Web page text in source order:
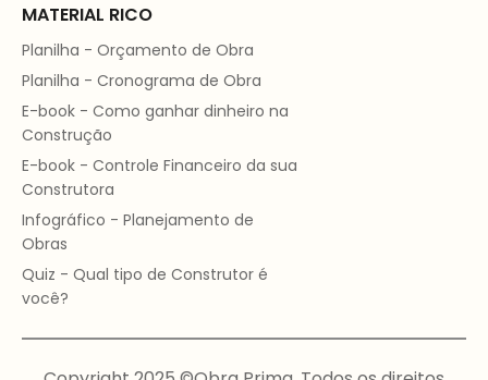
MATERIAL RICO
Planilha - Orçamento de Obra
Planilha - Cronograma de Obra
E-book - Como ganhar dinheiro na
Construção
E-book - Controle Financeiro da sua
Construtora
Infográfico - Planejamento de
Obras
Quiz - Qual tipo de Construtor é
você?